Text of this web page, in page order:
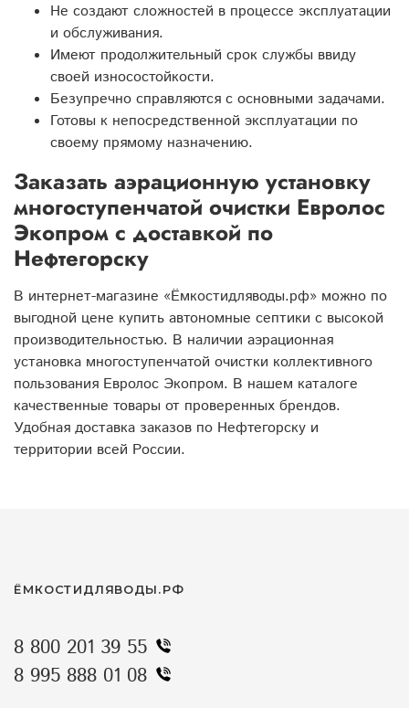
Не создают сложностей в процессе эксплуатации
и обслуживания.
Имеют продолжительный срок службы ввиду
своей износостойкости.
Безупречно справляются с основными задачами.
Готовы к непосредственной эксплуатации по
своему прямому назначению.
Заказать аэрационную установку
многоступенчатой очистки Евролос
Экопром с доставкой по
Нефтегорску
В интернет-магазине «Ёмкостидляводы.рф» можно по
выгодной цене купить автономные септики с высокой
производительностью. В наличии аэрационная
установка многоступенчатой очистки коллективного
пользования Евролос Экопром. В нашем каталоге
качественные товары от проверенных брендов.
Удобная доставка заказов по Нефтегорску и
территории всей России.
ЁМКОСТИДЛЯВОДЫ.РФ
8 800 201 39 55
8 995 888 01 08